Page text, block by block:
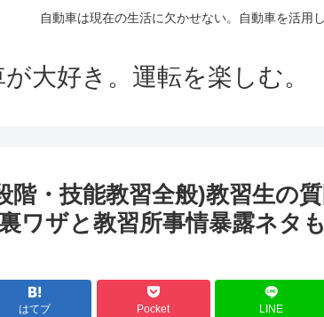
自動車は現在の生活に欠かせない。自動車を活用
が大好き。運転を楽しむ。
階・技能教習全般)教習生の
ワザと教習所事情暴露ネタ
はてブ Pocket LINE